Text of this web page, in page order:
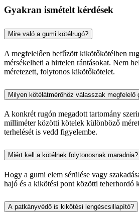
Gyakran ismételt kérdések
Mire való a gumi kötélrugó?
A megfelelően befűzött kikötőkötélben
mérsékelheti a hirtelen rántásokat. Nem
méretezett, folytonos kikötőkötelet.
Milyen kötélátmérőhöz válasszak megfelelő
A konkrét rugón megadott tartomány
milliméter közötti kötelek különböző
terhelését is vedd figyelembe.
Miért kell a kötélnek folytonosnak maradnia?
Hogy a gumi elem sérülése vagy
hajó és a kikötési pont közötti teherhordó
A patkányvédő is kikötési lengéscsillapító?